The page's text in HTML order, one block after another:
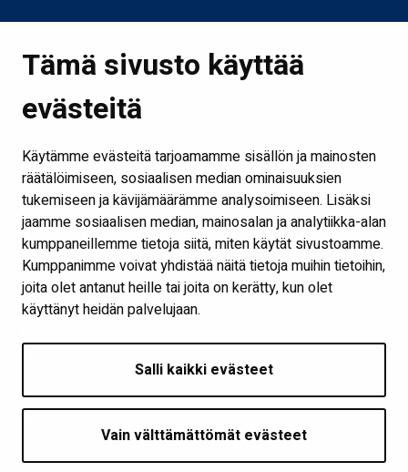
Tämä sivusto käyttää
evästeitä
Käytämme evästeitä tarjoamamme sisällön ja mainosten
räätälöimiseen, sosiaalisen median ominaisuuksien
tukemiseen ja kävijämäärämme analysoimiseen. Lisäksi
jaamme sosiaalisen median, mainosalan ja analytiikka-alan
kumppaneillemme tietoja siitä, miten käytät sivustoamme.
Kumppanimme voivat yhdistää näitä tietoja muihin tietoihin,
joita olet antanut heille tai joita on kerätty, kun olet
käyttänyt heidän palvelujaan.
Salli kaikki evästeet
Vain välttämättömät evästeet
Kirjastot ja aukioloajat
Ota yhteyttä
Verkkokirjasto
Kaikki kirjaston some-kanavat
Näytä evästeasetukseni
Seuraa meitä